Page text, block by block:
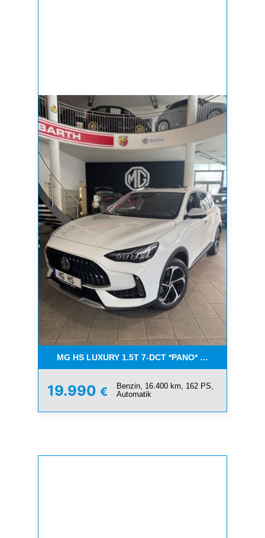
MG HS LUXURY 1.5T 7-DCT *PANO* AUCH IN
19.990 €
Benzin, 16.400 km, 162 PS,
Automatik